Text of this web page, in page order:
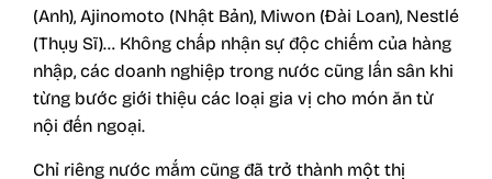
(Anh), Ajinomoto (Nhật Bản), Miwon (Đài Loan), Nestlé
(Thụy Sĩ)… Không chấp nhận sự độc chiếm của hàng
nhập, các doanh nghiệp trong nước cũng lấn sân khi
từng bước giới thiệu các loại gia vị cho món ăn từ
nội đến ngoại.
Chỉ riêng nước mắm cũng đã trở thành một thị